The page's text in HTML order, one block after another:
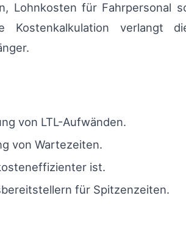
Lohnkosten für Fahrpersonal
Kostenkalkulation verlangt
von LTL-Aufwänden.
von Wartezeiten.
ist.
für Spitzenzeiten.